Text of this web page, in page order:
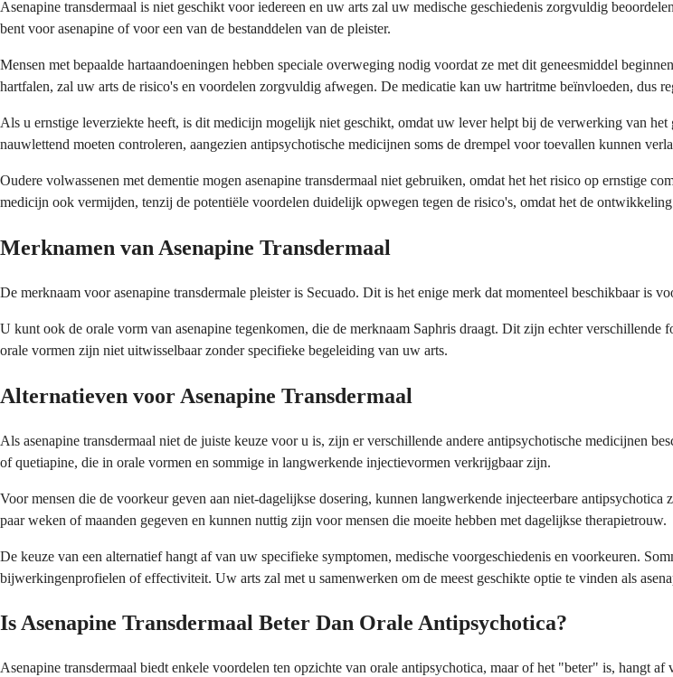
Asenapine transdermaal is niet geschikt voor iedereen en uw arts zal uw medische geschiedenis zorgvuldig
bent voor asenapine of voor een van de bestanddelen van de pleister.
Mensen met bepaalde hartaandoeningen hebben speciale overweging nodig voordat ze met dit geneesmiddel
hartfalen, zal uw arts de risico's en voordelen zorgvuldig afwegen. De medicatie kan uw hartritme beïnvloeden, dus
Als u ernstige leverziekte heeft, is dit medicijn mogelijk niet geschikt, omdat uw lever helpt bij de verwerking van
nauwlettend moeten controleren, aangezien antipsychotische medicijnen soms de drempel voor toevallen kunnen
Oudere volwassenen met dementie mogen asenapine transdermaal niet gebruiken, omdat het het risico op ernstige
medicijn ook vermijden, tenzij de potentiële voordelen duidelijk opwegen tegen de risico's, omdat het de
Merknamen van Asenapine Transdermaal
De merknaam voor asenapine transdermale pleister is Secuado. Dit is het enige merk dat momenteel beschikbaar is
U kunt ook de orale vorm van asenapine tegenkomen, die de merknaam Saphris draagt. Dit zijn echter
orale vormen zijn niet uitwisselbaar zonder specifieke begeleiding van uw arts.
Alternatieven voor Asenapine Transdermaal
Als asenapine transdermaal niet de juiste keuze voor u is, zijn er verschillende andere antipsychotische medicijnen
of quetiapine, die in orale vormen en sommige in langwerkende injectievormen verkrijgbaar zijn.
Voor mensen die de voorkeur geven aan niet-dagelijkse dosering, kunnen langwerkende injecteerbare
paar weken of maanden gegeven en kunnen nuttig zijn voor mensen die moeite hebben met dagelijkse therapietrouw.
De keuze van een alternatief hangt af van uw specifieke symptomen, medische voorgeschiedenis en voorkeuren.
bijwerkingenprofielen of effectiviteit. Uw arts zal met u samenwerken om de meest geschikte optie te vinden als
Is Asenapine Transdermaal Beter Dan Orale Antipsychotica?
Asenapine transdermaal biedt enkele voordelen ten opzichte van orale antipsychotica, maar of het "beter" is, hangt